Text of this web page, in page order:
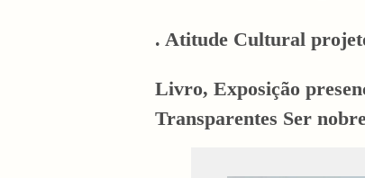
. Atitude Cultural
Livro, Exposição
Transparentes Ser